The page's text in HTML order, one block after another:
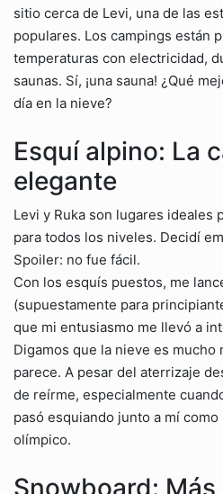
sitio cerca de Levi, una de las
populares. Los campings están
temperaturas con electricidad,
saunas. Sí, ¡una sauna! ¿Qué
día en la nieve?
Esquí alpino: La
elegante
Levi y Ruka son lugares ideales
para todos los niveles. Decidí
Spoiler: no fue fácil.
Con los esquís puestos, me
(supuestamente para
que mi entusiasmo me llevó a
Digamos que la nieve es mucho
parece. A pesar del aterrizaje
de reírme, especialmente
pasó esquiando junto a mí
olímpico.
Snowboard: